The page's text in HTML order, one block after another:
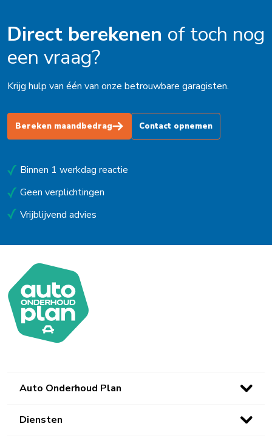
Schagen
Schijndel
Stadskanaal
Uitgeest
Venlo
Waalwijk
Waarland
Winsum (Gn)
Direct berekenen of toch nog
een vraag?
Krijg hulp van één van onze betrouwbare garagisten.
Bereken maandbedrag Contact opnemen
Binnen 1 werkdag reactie
Geen verplichtingen
Vrijblijvend advies
Auto Onderhoud Plan
Diensten